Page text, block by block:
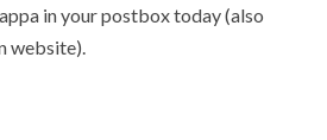
in your postbox today (also
website).